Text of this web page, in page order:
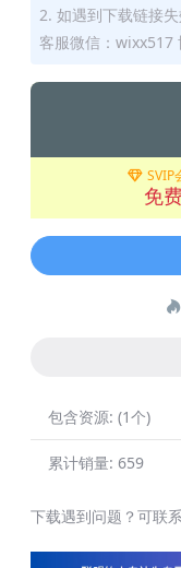
2. 如遇到下载链接
客服微信：wixx517
SVIP
免费
包含资源: (1个)
累计销量: 659
下载遇到问题？可联